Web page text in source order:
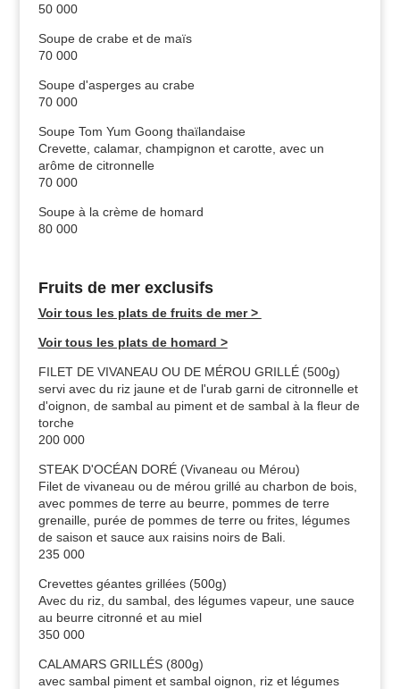
50 000
Soupe de crabe et de maïs
70 000
Soupe d'asperges au crabe
70 000
Soupe Tom Yum Goong thaïlandaise
Crevette, calamar, champignon et carotte, avec un
arôme de citronnelle
70 000
Soupe à la crème de homard
80 000
Fruits de mer exclusifs
Voir tous les plats de fruits de mer >
Voir tous les plats de homard >
FILET DE VIVANEAU OU DE MÉROU GRILLÉ (500g)
servi avec du riz jaune et de l'urab garni de citronnelle et
d'oignon, de sambal au piment et de sambal à la fleur de
torche
200 000
STEAK D'OCÉAN DORÉ (Vivaneau ou Mérou)
Filet de vivaneau ou de mérou grillé au charbon de bois,
avec pommes de terre au beurre, pommes de terre
grenaille, purée de pommes de terre ou frites, légumes
de saison et sauce aux raisins noirs de Bali.
235 000
Crevettes géantes grillées (500g)
Avec du riz, du sambal, des légumes vapeur, une sauce
au beurre citronné et au miel
350 000
CALAMARS GRILLÉS (800g)
avec sambal piment et sambal oignon, riz et légumes